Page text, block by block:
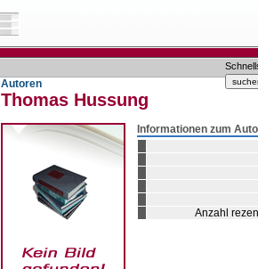
Autoren
Thomas Hussung
Informationen zum
Anzahl